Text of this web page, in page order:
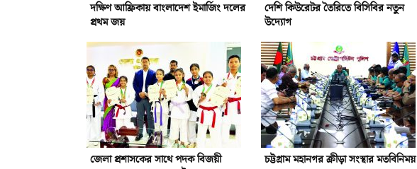
দক্ষিণ আফ্রিকায় বাংলাদেশ ইমার্জিং দলের
প্রথম জয়
দেশি কিউরেটর তৈরিতে বিসিবির নতুন
উদ্যোগ
জেলা প্রশাসকের সাথে পদক বিজয়ী
চট্টগ্রাম মহানগর ক্রীড়া সংস্থার মতবিনিময়